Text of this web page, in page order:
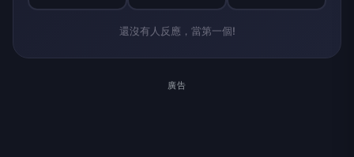
還沒有人反應，當第一個!
廣告